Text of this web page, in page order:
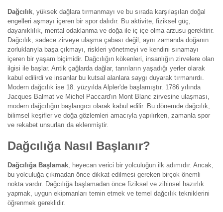
Dağcılık, yüksek dağlara tırmanmayı ve bu sırada karşılaşılan doğal
engelleri aşmayı içeren bir spor dalıdır. Bu aktivite, fiziksel güç,
dayanıklılık, mental odaklanma ve doğa ile iç içe olma arzusu gerektirir.
Dağcılık, sadece zirveye ulaşma çabası değil, aynı zamanda doğanın
zorluklarıyla başa çıkmayı, riskleri yönetmeyi ve kendini sınamayı
içeren bir yaşam biçimidir. Dağcılığın kökenleri, insanlığın zirvelere olan
ilgisi ile başlar. Antik çağlarda dağlar, tanrıların yaşadığı yerler olarak
kabul edilirdi ve insanlar bu kutsal alanlara saygı duyarak tırmanırdı.
Modern dağcılık ise 18. yüzyılda Alpler'de başlamıştır. 1786 yılında
Jacques Balmat ve Michel Paccard'ın Mont Blanc zirvesine ulaşması,
modern dağcılığın başlangıcı olarak kabul edilir. Bu dönemde dağcılık,
bilimsel keşifler ve doğa gözlemleri amacıyla yapılırken, zamanla spor
ve rekabet unsurları da eklenmiştir.
Dağcılığa Nasıl Başlanır?
Dağcılığa Başlamak, heyecan verici bir yolculuğun ilk adımıdır. Ancak,
bu yolculuğa çıkmadan önce dikkat edilmesi gereken birçok önemli
nokta vardır. Dağcılığa başlamadan önce fiziksel ve zihinsel hazırlık
yapmak, uygun ekipmanları temin etmek ve temel dağcılık tekniklerini
öğrenmek gereklidir.